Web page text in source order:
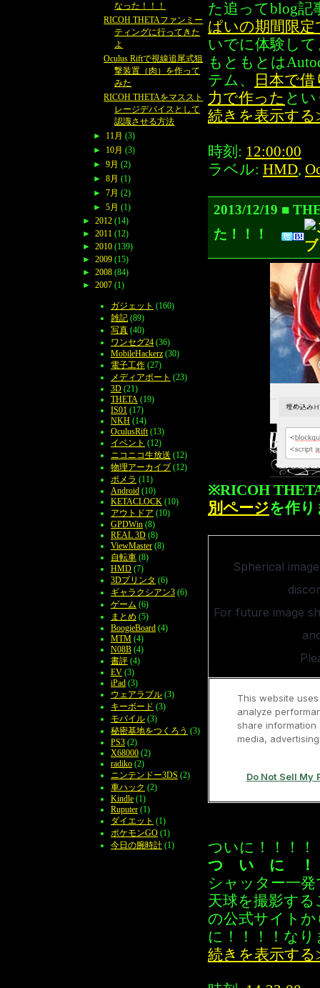
た追ってblog記
ぱいの期間限
いでに体験し
もともとは
テム、
日本で
力で作った と
続きを表示す
時刻: 12:00:00
ラベル: HMD,
2013/12/19 ■
た！！！
※RICOH
別ページを作
ついに！！！！
つ い に ！
シャッター一
天球を撮影す
の公式サイト
に！！！！な
続きを表示す
なった！！！
RICOH THETAファンミー
ティングに行ってきた
よ
Oculus Riftで視線追尾式狙
撃装置（肉）を作って
みた
RICOH THETAをマススト
レージデバイスとして
認識させる方法
►
11月 (3)
►
10月 (3)
► 9月 (2)
► 8月 (1)
► 7月 (2)
► 5月 (1)
► 2012 (14)
► 2011 (12)
► 2010 (139)
► 2009 (15)
► 2008 (84)
► 2007 (1)
ガジェット (160)
雑記 (89)
写真 (40)
ワンセグ24 (36)
MobileHackerz (30)
電子工作 (27)
メディアポート (23)
3D (21)
THETA (19)
IS01 (17)
NKH (14)
OculusRift (13)
イベント (12)
ニコニコ生放送 (12)
物理アーカイブ (12)
ポメラ (11)
Android (10)
KETACLOCK (10)
アウトドア (10)
GPDWin (8)
REAL 3D (8)
ViewMaster (8)
自転車 (8)
HMD (7)
3Dプリンタ (6)
ギャラクシアン3 (6)
ゲーム (6)
まとめ (5)
BoogieBoard (4)
MTM (4)
N08B (4)
書評 (4)
EV (3)
iPad (3)
ウェアラブル (3)
キーボード (3)
モバイル (3)
秘密基地をつくろう (3)
PS3 (2)
X68000 (2)
radiko (2)
ニンテンドー3DS (2)
車ハック (2)
Kindle (1)
Ruputer (1)
ダイエット (1)
ポケモンGO (1)
今日の腕時計 (1)